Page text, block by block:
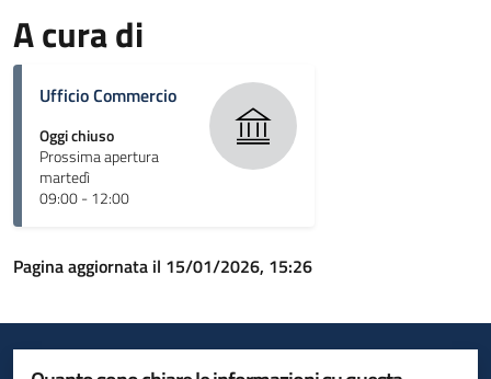
A cura di
Ufficio Commercio
Oggi chiuso
Prossima apertura
martedì
09:00 - 12:00
Pagina aggiornata il 15/01/2026, 15:26